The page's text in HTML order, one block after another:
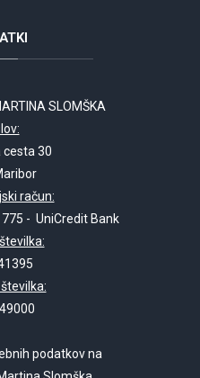
SLOMŠKA
cesta 30
račun:
- UniCredit Bank
podatkov na